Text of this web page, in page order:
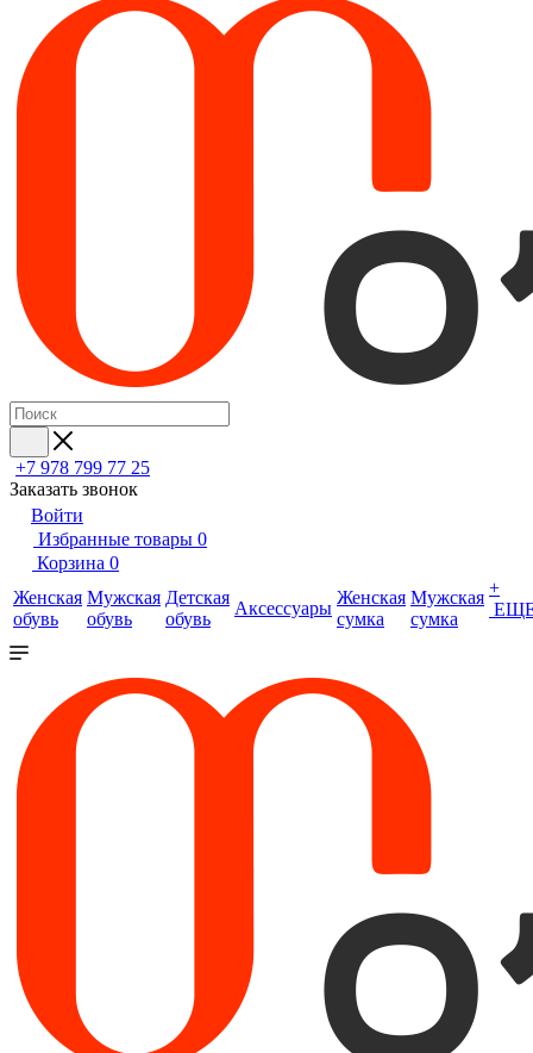
+7 978 799 77 25
Заказать звонок
Войти
Избранные товары 0
Корзина 0
Женская
обувь
Мужская
обувь
Детская
обувь
Аксессуары
Женская
сумка
Мужская
сумка
+